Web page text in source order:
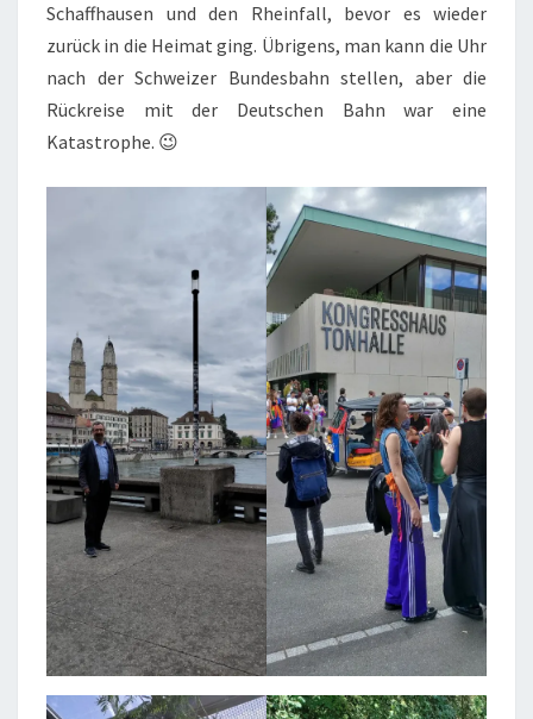
Schaffhausen und den Rheinfall, bevor es wieder
zurück in die Heimat ging. Übrigens, man kann die Uhr
nach der Schweizer Bundesbahn stellen, aber die
Rückreise mit der Deutschen Bahn war eine
Katastrophe. 😉